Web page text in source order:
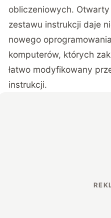
obliczeniowych.
zestawu instrukcji daje
nowego
komputerów, których
łatwo modyfikowany
instrukcji.